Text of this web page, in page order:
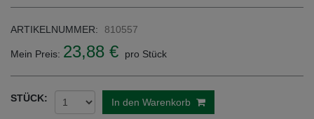
ARTIKELNUMMER: 810557
Mein Preis: 23,88 € pro Stück
STÜCK: In den Warenkorb